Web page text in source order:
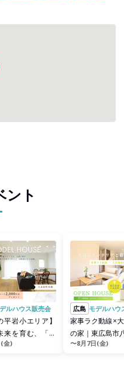
ント
ルハウス販売会
平岩小エリア】
来を育む、「総
」の3LDK
金)
広島 モデルハウ
家事ラク動線×
の家｜東広島市
〜8月7日(金)